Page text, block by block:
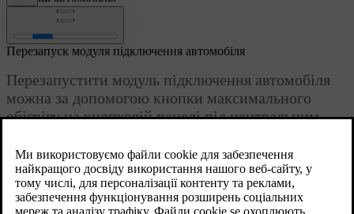
Оновлено 28.10.2024
Перезапуск модуля підключення автомобіля
Перезапустити модуль підключення автомобіля
можна за допомогою кнопки максимального
обігріву на кнопковій панелі під центральним
Якщо у вас виникли проблеми з підключенням автомобіля,
наприклад, втрата інтернет-з'єднання, перезапуск може
допомогти вирішити проблему.